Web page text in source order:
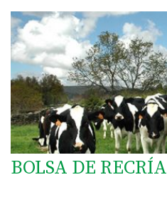
BOLSA DE RECRÍA